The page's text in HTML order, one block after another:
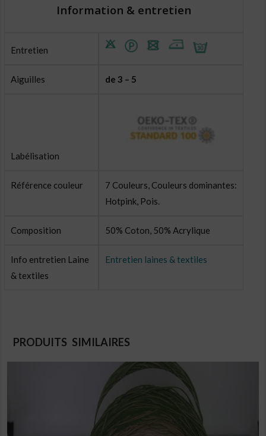
Information & entretien
Entretien
Aiguilles de 3 – 5
Labélisation
Référence couleur
7 Couleurs, Couleurs dominantes:
Hotpink, Pois.
Composition 50% Coton, 50% Acrylique
Info entretien Laine
& textiles
Entretien laines & textiles
PRODUITS SIMILAIRES